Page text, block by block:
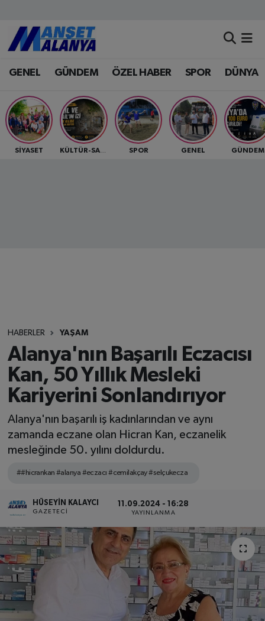
GENEL GÜNDEM ÖZEL HABER SPOR DÜNYA
SİYASET KÜLTÜR-SANAT SPOR GENEL GÜNDEM
HABERLER YAŞAM
Alanya'nın Başarılı Eczacısı
Kan, 50 Yıllık Mesleki
Kariyerini Sonlandırıyor
Alanya'nın başarılı iş kadınlarından ve aynı
zamanda eczane olan Hicran Kan, eczanelik
mesleğinde 50. yılını doldurdu.
##hicrankan #alanya #eczacı #cemilakçay #selçukecza
HÜSEYIN KALAYCI
GAZETECI
11.09.2024 - 16:28
YAYINLANMA
Antalya Nöbetçi Eczaneler
Antalya Hava Durumu
Antalya Namaz Vakitleri
Antalya Trafik Yoğunluk Haritası